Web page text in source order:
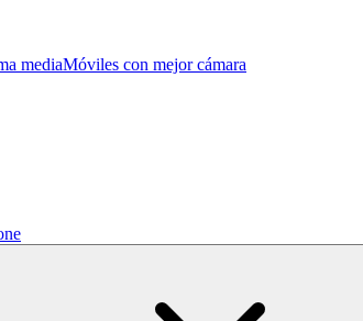
mediaMóviles con mejor cámara